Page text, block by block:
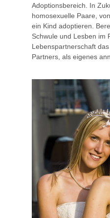
Adoptionsbereich. In
homosexuelle Paare,
ein Kind adoptieren.
Schwule und Lesben im
Lebenspartnerschaft
Partners, als eigenes